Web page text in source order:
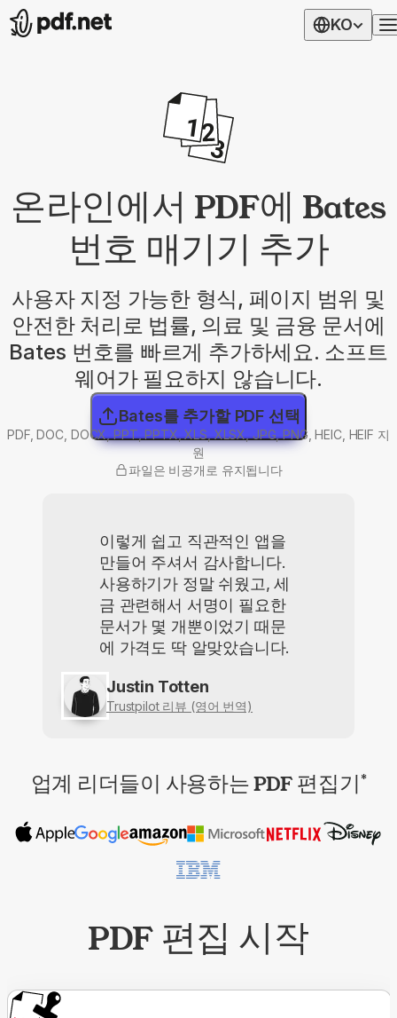
KO
온라인에서 PDF에 Bates
번호 매기기 추가
사용자 지정 가능한 형식, 페이지 범위 및
안전한 처리로 법률, 의료 및 금융 문서에
Bates 번호를 빠르게 추가하세요. 소프트
웨어가 필요하지 않습니다.
Bates를 추가할 PDF 선택
PDF, DOC, DOCX, PPT, PPTX, XLS, XLSX, JPG, PNG, HEIC, HEIF 지
원
파일은 비공개로 유지됩니다
이렇게 쉽고 직관적인 앱을
만들어 주셔서 감사합니다.
사용하기가 정말 쉬웠고, 세
금 관련해서 서명이 필요한
문서가 몇 개뿐이었기 때문
에 가격도 딱 알맞았습니다.
Justin Totten
Trustpilot 리뷰 (영어 번역)
업계 리더들이 사용하는 PDF 편집기 *
PDF 편집 시작